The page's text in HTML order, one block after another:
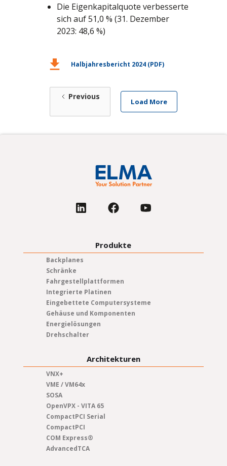
Die Eigenkapitalquote verbesserte
sich auf 51,0 % (31. Dezember
2023: 48,6 %)
download Halbjahresbericht 2024 (PDF)
Previous
Load More
Produkte
Backplanes
Schränke
Fahrgestellplattformen
Integrierte Platinen
Eingebettete Computersysteme
Gehäuse und Komponenten
Energielösungen
Drehschalter
Architekturen
VNX+
VME / VM64x
SOSA
OpenVPX - VITA 65
CompactPCI Serial
CompactPCI
COM Express®
AdvancedTCA